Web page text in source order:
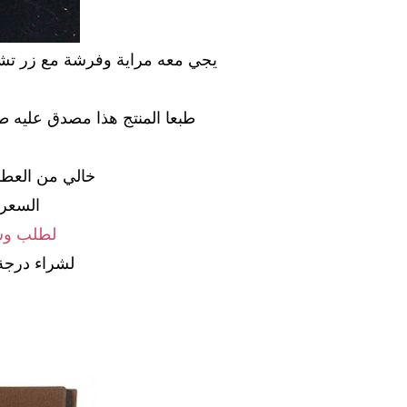
يجي معه مراية وفرشة مع زر
طبعا المنتج هذا مصدق عليه
خالي من العطور
السعر: 46.85
لطلب
لشراء